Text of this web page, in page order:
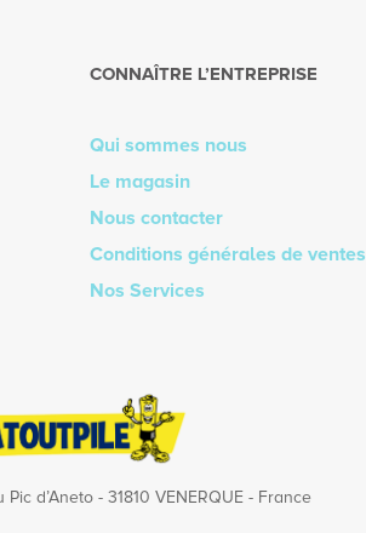
CONNAÎTRE L’ENTREPRISE
Qui sommes nous
Le magasin
Nous contacter
Conditions générales de ventes
Nos Services
Pic d’Aneto - 31810 VENERQUE - France